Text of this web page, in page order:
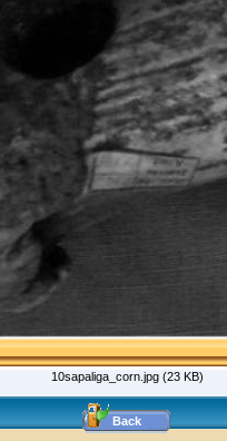
10sapaliga_corn.jpg (23 KB)